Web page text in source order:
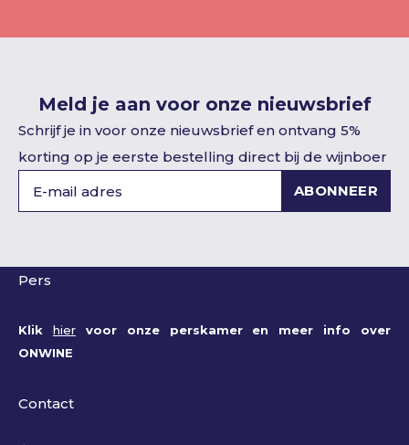
Meld je aan voor onze nieuwsbrief
Schrijf je in voor onze nieuwsbrief en ontvang 5%
korting op je eerste bestelling direct bij de wijnboer
ABONNEER
Pers
Klik hiervoor onze perskamer en meer info over
ONWINE
Contact